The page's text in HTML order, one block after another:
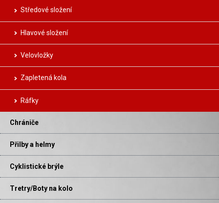
Středové složení
Hlavové složení
Velovložky
Zapletená kola
Ráfky
Chrániče
Přilby a helmy
Cyklistické brýle
Tretry/Boty na kolo